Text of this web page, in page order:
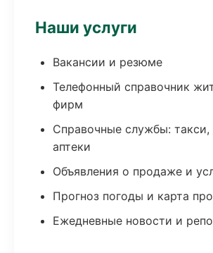
Наши услуги
Вакансии и резюме
Телефонный справочник
фирм
Справочные службы: такси,
аптеки
Объявления о продаже и
Прогноз погоды и карта
Ежедневные новости и